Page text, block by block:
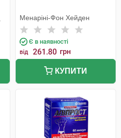
Менаріні-Фон Хейден
Є в наявності
від 261.80 грн
КУПИТИ